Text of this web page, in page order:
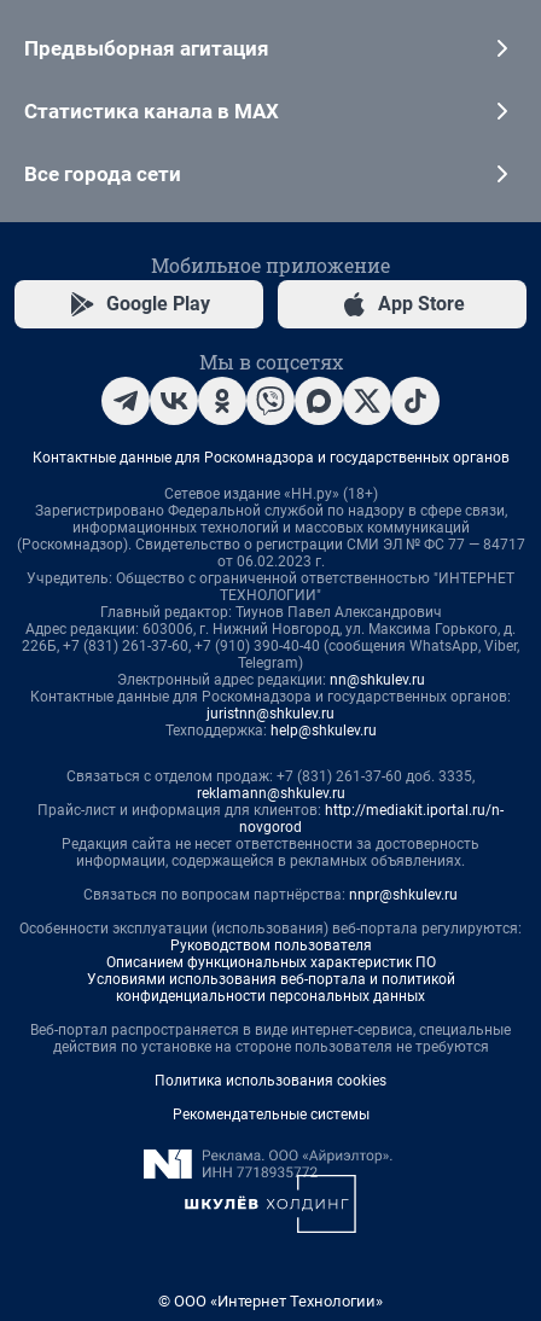
Предвыборная агитация
Статистика канала в MAX
Все города сети
Мобильное приложение
Google Play App Store
Мы в соцсетях
Контактные данные для Роскомнадзора и государственных органов
Сетевое издание «НН.ру» (18+)
Зарегистрировано Федеральной службой по надзору в сфере связи,
информационных технологий и массовых коммуникаций
(Роскомнадзор). Свидетельство о регистрации СМИ ЭЛ № ФС 77 — 84717
от 06.02.2023 г.
Учредитель: Общество с ограниченной ответственностью "ИНТЕРНЕТ
ТЕХНОЛОГИИ"
Главный редактор: Тиунов Павел Александрович
Адрес редакции: 603006, г. Нижний Новгород, ул. Максима Горького, д.
226Б, +7 (831) 261-37-60, +7 (910) 390-40-40 (сообщения WhatsApp, Viber,
Telegram)
Электронный адрес редакции: nn@shkulev.ru
Контактные данные для Роскомнадзора и государственных органов:
juristnn@shkulev.ru
Техподдержка: help@shkulev.ru
Связаться с отделом продаж: +7 (831) 261-37-60 доб. 3335,
reklamann@shkulev.ru
Прайс-лист и информация для клиентов: http://mediakit.iportal.ru/n-
novgorod
Редакция сайта не несет ответственности за достоверность
информации, содержащейся в рекламных объявлениях.
Связаться по вопросам партнёрства: nnpr@shkulev.ru
Особенности эксплуатации (использования) веб-портала регулируются:
Руководством пользователя
Описанием функциональных характеристик ПО
Условиями использования веб-портала и политикой
конфиденциальности персональных данных
Веб-портал распространяется в виде интернет-сервиса, специальные
действия по установке на стороне пользователя не требуются
Политика использования cookies
Рекомендательные системы
© ООО «Интернет Технологии»